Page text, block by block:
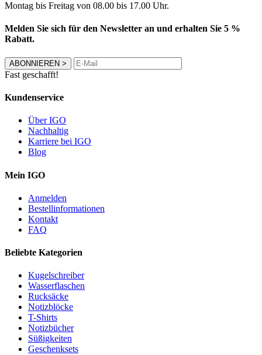
Montag bis Freitag von 08.00 bis 17.00 Uhr.
Melden Sie sich für den Newsletter an und erhalten Sie 5 %
Rabatt.
ABONNIEREN >
Fast geschafft!
Kundenservice
Über IGO
Nachhaltig
Karriere bei IGO
Blog
Mein IGO
Anmelden
Bestellinformationen
Kontakt
FAQ
Beliebte Kategorien
Kugelschreiber
Wasserflaschen
Rucksäcke
Notizblöcke
T-Shirts
Notizbücher
Süßigkeiten
Geschenksets